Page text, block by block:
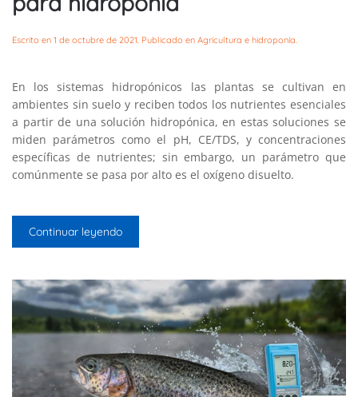
Escrito en 1 de octubre de 2021 . Publicado en Agricultura e hidroponía
En los sistemas hidropónicos las plantas se cultivan en
ambientes sin suelo y reciben todos los nutrientes esenciales
a partir de una solución hidropónica, en estas soluciones se
miden parámetros como el pH, CE/TDS, y concentraciones
específicas de nutrientes; sin embargo, un parámetro que
comúnmente se pasa por alto es el oxígeno disuelto.
Continuar leyendo